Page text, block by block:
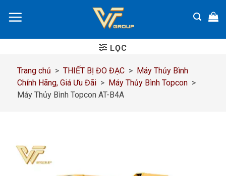
đến
dung
LỌC
Trang chủ > THIẾT BỊ ĐO ĐẠC > Máy Thủy Bình
Chính Hãng, Giá Ưu Đãi > Máy Thủy Bình Topcon >
Máy Thủy Bình Topcon AT-B4A